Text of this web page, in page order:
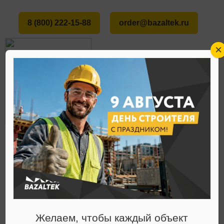
8 (800) 222-15-88 order@bazaltek.ru
ГЛАВНАЯ О НАС
СТАТЬИ
ПОЖАРНАЯ БЕЗОПАСНОСТЬ ГАРАЖЕЙ И
КРЫТЫХ ПАРКОВОК: ТРЕБОВАНИЯ И
Желаем, чтобы каждый объект
×